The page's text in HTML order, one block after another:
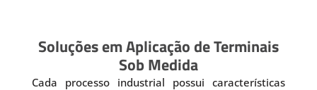
Soluções em Aplicação de Terminais
Sob Medida
Cada processo industrial possui características